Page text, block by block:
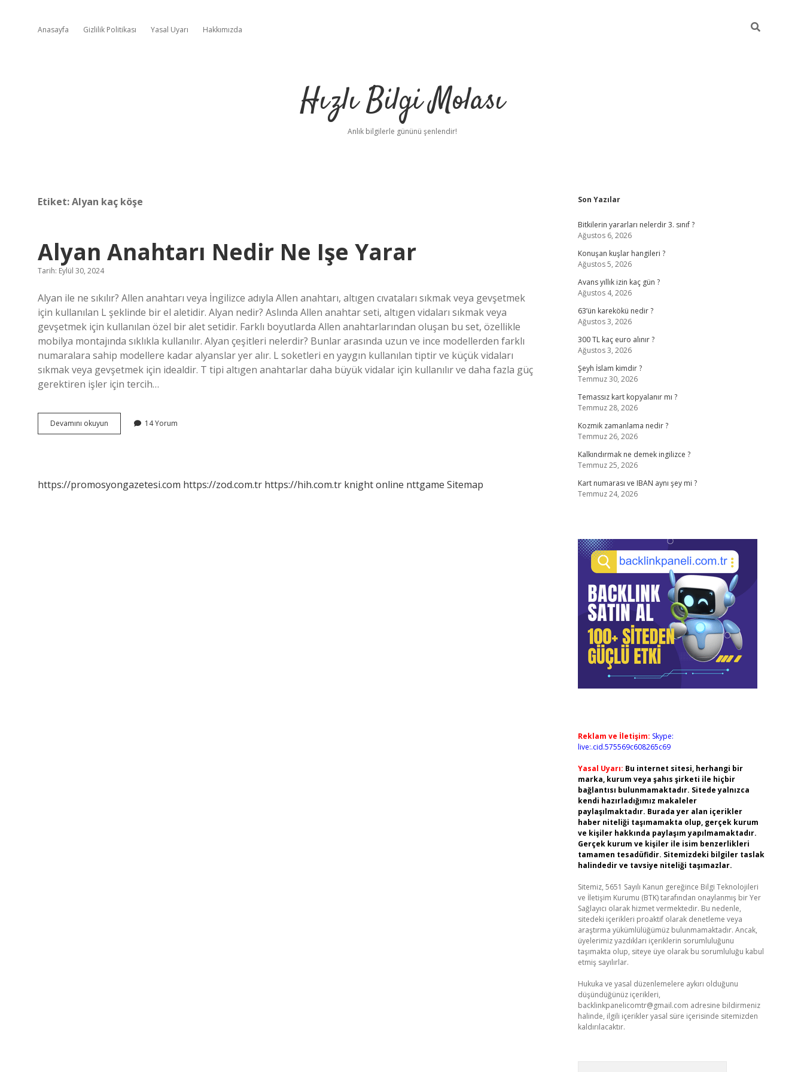
Anasayfa Gizlilik Politikası Yasal Uyarı Hakkımızda
Hızlı Bilgi Molası
Anlık bilgilerle gününü şenlendir!
Etiket:Alyan kaç köşe
Alyan Anahtarı Nedir Ne Işe Yarar
Tarih: Eylül 30, 2024
Alyan ile ne sıkılır? Allen anahtarı veya İngilizce adıyla Allen anahtarı, altıgen cıvataları sıkmak veya gevşetmek
için kullanılan L şeklinde bir el aletidir. Alyan nedir? Aslında Allen anahtar seti, altıgen vidaları sıkmak veya
gevşetmek için kullanılan özel bir alet setidir. Farklı boyutlarda Allen anahtarlarından oluşan bu set, özellikle
mobilya montajında ​​sıklıkla kullanılır. Alyan çeşitleri nelerdir? Bunlar arasında uzun ve ince modellerden farklı
numaralara sahip modellere kadar alyanslar yer alır. L soketleri en yaygın kullanılan tiptir ve küçük vidaları
sıkmak veya gevşetmek için idealdir. T tipi altıgen anahtarlar daha büyük vidalar için kullanılır ve daha fazla güç
gerektiren işler için tercih…
Devamını okuyun
Anahtarı
14 Yorum
https://promosyongazetesi.com https://zod.com.tr https://hih.com.tr knight online nttgame Sitemap
Sidebar
Son Yazılar
Bitkilerin yararları nelerdir 3. sınıf ?
Ağustos 6, 2026
Konuşan kuşlar hangileri ?
Ağustos 5, 2026
Avans yıllık izin kaç gün ?
Ağustos 4, 2026
63’ün karekökü nedir ?
Ağustos 3, 2026
300 TL kaç euro alınır ?
Ağustos 3, 2026
Şeyh İslam kimdir ?
Temmuz 30, 2026
Temassız kart kopyalanır mı ?
Temmuz 28, 2026
Kozmik zamanlama nedir ?
Temmuz 26, 2026
Kalkındırmak ne demek ingilizce ?
Temmuz 25, 2026
Kart numarası ve IBAN aynı şey mi ?
Temmuz 24, 2026
Reklam ve İletişim: Skype:
live:.cid.575569c608265c69
Yasal Uyarı: Bu internet sitesi, herhangi bir
marka, kurum veya şahıs şirketi ile hiçbir
bağlantısı bulunmamaktadır. Sitede yalnızca
kendi hazırladığımız makaleler
paylaşılmaktadır. Burada yer alan içerikler
haber niteliği taşımamakta olup, gerçek kurum
ve kişiler hakkında paylaşım yapılmamaktadır.
Gerçek kurum ve kişiler ile isim benzerlikleri
tamamen tesadüfidir. Sitemizdeki bilgiler taslak
halindedir ve tavsiye niteliği taşımazlar.
Sitemiz, 5651 Sayılı Kanun gereğince Bilgi Teknolojileri
ve İletişim Kurumu (BTK) tarafından onaylanmış bir Yer
Sağlayıcı olarak hizmet vermektedir. Bu nedenle,
sitedeki içerikleri proaktif olarak denetleme veya
araştırma yükümlülüğümüz bulunmamaktadır. Ancak,
üyelerimiz yazdıkları içeriklerin sorumluluğunu
taşımakta olup, siteye üye olarak bu sorumluluğu kabul
etmiş sayılırlar.
Hukuka ve yasal düzenlemelere aykırı olduğunu
düşündüğünüz içerikleri,
backlinkpanelicomtr@gmail.com adresine bildirmeniz
halinde, ilgili içerikler yasal süre içerisinde sitemizden
kaldırılacaktır.